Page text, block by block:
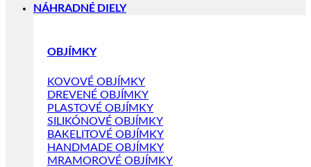
NÁHRADNÉ DIELY
OBJÍMKY
KOVOVÉ OBJÍMKY
DREVENÉ OBJÍMKY
PLASTOVÉ OBJÍMKY
SILIKÓNOVÉ OBJÍMKY
BAKELITOVÉ OBJÍMKY
HANDMADE OBJÍMKY
MRAMOROVÉ OBJÍMKY